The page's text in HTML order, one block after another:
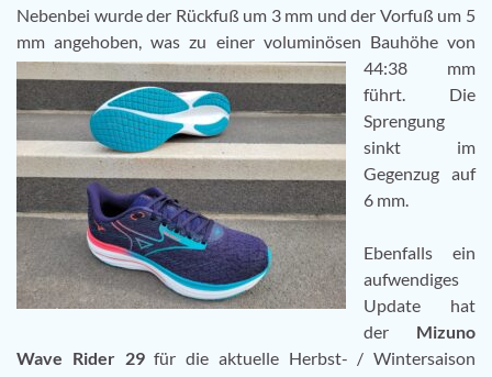
Nebenbei wurde der Rückfuß um 3 mm und der Vorfuß um 5
mm angehoben, waszu einer voluminösen Bauhöhe von
44:38 mm
führt. Die
Sprengung
sinkt im
Gegenzug auf
6 mm.
Ebenfalls ein
aufwendiges
Update hat
der Mizuno
Wave Rider 29für die aktuelle Herbst- / Wintersaison